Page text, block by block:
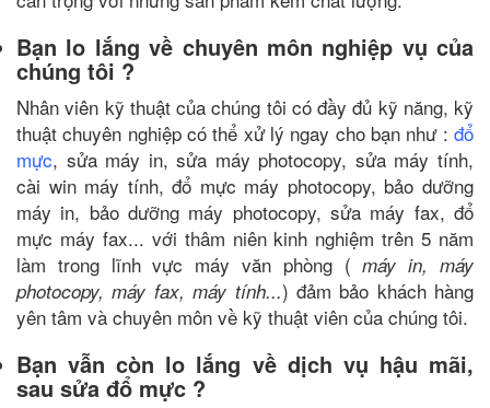
Bạn lo lắng về chuyên môn nghiệp vụ của
chúng tôi ?
Nhân viên kỹ thuật của chúng tôi có đầy đủ kỹ năng, kỹ
thuật chuyên nghiệp có thể xử lý ngay cho bạn như : đổ
mực, sửa máy in, sửa máy photocopy, sửa máy tính,
cài win máy tính, đổ mực máy photocopy, bảo dưỡng
máy in, bảo dưỡng máy photocopy, sửa máy fax, đổ
mực máy fax... với thâm niên kinh nghiệm trên 5 năm
làm trong lĩnh vực máy văn phòng (máy in, máy
photocopy, máy fax, máy tính...) đảm bảo khách hàng
yên tâm và chuyên môn về kỹ thuật viên của chúng tôi.
Bạn vẫn còn lo lắng về dịch vụ hậu mãi,
sau sửa đổ mực ?